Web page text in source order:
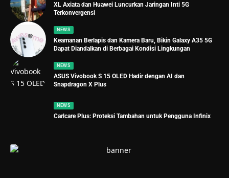
XL Axiata dan Huawei Luncurkan Jaringan Inti 5G
Terkonvergensi
NEWS
Keamanan Berlapis dan Kamera Baru, Bikin Galaxy A35 5G
Dapat Diandalkan di Berbagai Kondisi Lingkungan
NEWS
ASUS Vivobook S 15 OLED Hadir dengan AI dan
Snapdragon X Plus
NEWS
Carlcare Plus: Proteksi Tambahan untuk Pengguna Infinix